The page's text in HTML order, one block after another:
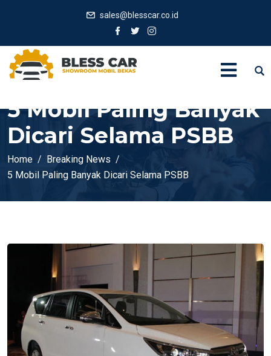
sales@blesscar.co.id
5 Mobil Paling Banyak
Dicari Selama PSBB
Home
Breaking News
5 Mobil Paling Banyak Dicari Selama PSBB